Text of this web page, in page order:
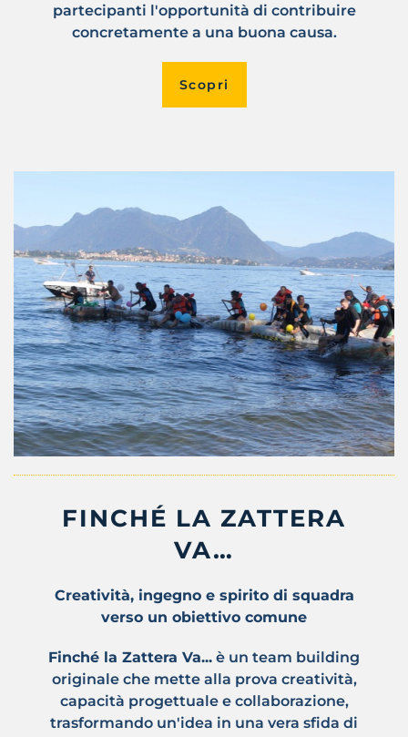
partecipanti l'opportunità di contribuire
concretamente a una buona causa.
Scopri
FINCHÉ LA ZATTERA
VA…
Creatività, ingegno e spirito di squadra
verso un obiettivo comune
Finché la Zattera Va... è un team building
originale che mette alla prova creatività,
capacità progettuale e collaborazione,
trasformando un'idea in una vera sfida di